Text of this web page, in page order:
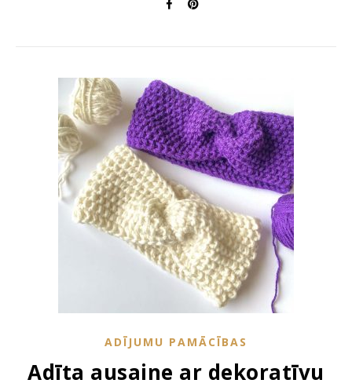
ADĪJUMU PAMĀCĪBAS
Adīta ausaine ar dekoratīvu